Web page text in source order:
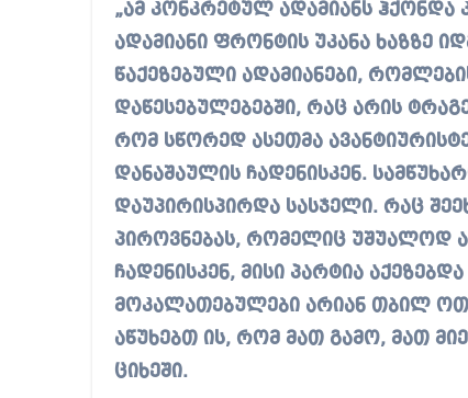
„ამ კონკრეტულ ადამიანს ჰქონდა
ადამიანი ფრონტის უკანა ხაზზე
წაქეზებული ადამიანები,
დაწესებულებებში, რაც არის
რომ სწორედ ასეთმა
დანაშაულის ჩადენისკენ.
დაუპირისპირდა სასჯელი. რაც
პიროვნებას, რომელიც უშუალოდ
ჩადენისკენ, მისი პარტია
მოკალათებულები არიან თბილ
აწუხებთ ის, რომ მათ გამო, მათ
ციხეში.